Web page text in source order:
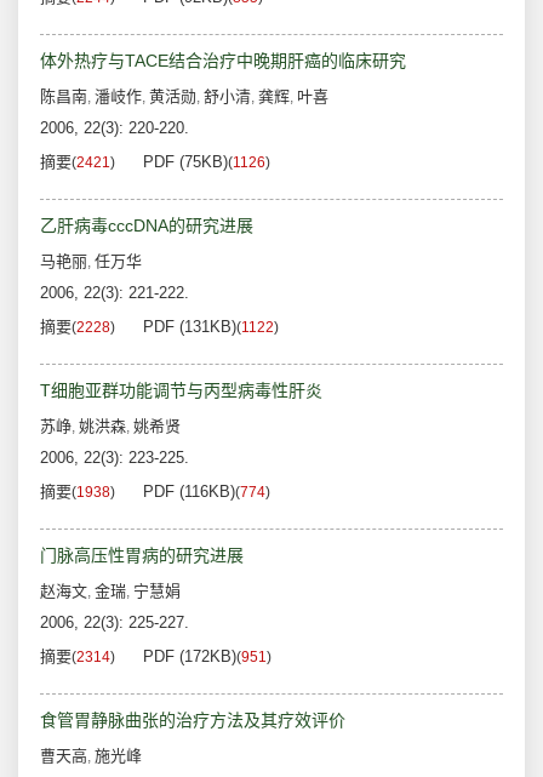
体外热疗与TACE结合治疗中晚期肝癌的临床研究
陈昌南, 潘岐作, 黄活勋, 舒小清, 龚辉, 叶喜
2006, 22(3): 220-220.
摘要(2421) PDF (75KB)(1126)
乙肝病毒cccDNA的研究进展
马艳丽, 任万华
2006, 22(3): 221-222.
摘要(2228) PDF (131KB)(1122)
T细胞亚群功能调节与丙型病毒性肝炎
苏峥, 姚洪森, 姚希贤
2006, 22(3): 223-225.
摘要(1938) PDF (116KB)(774)
门脉高压性胃病的研究进展
赵海文, 金瑞, 宁慧娟
2006, 22(3): 225-227.
摘要(2314) PDF (172KB)(951)
食管胃静脉曲张的治疗方法及其疗效评价
曹天高, 施光峰